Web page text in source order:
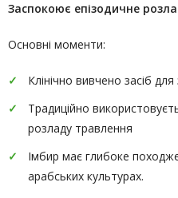
Заспокоює епізодичне
Основні моменти:
Клінічно вивчено засіб
Традиційно
розладу травлення
Імбир має глибоке
арабських культурах.